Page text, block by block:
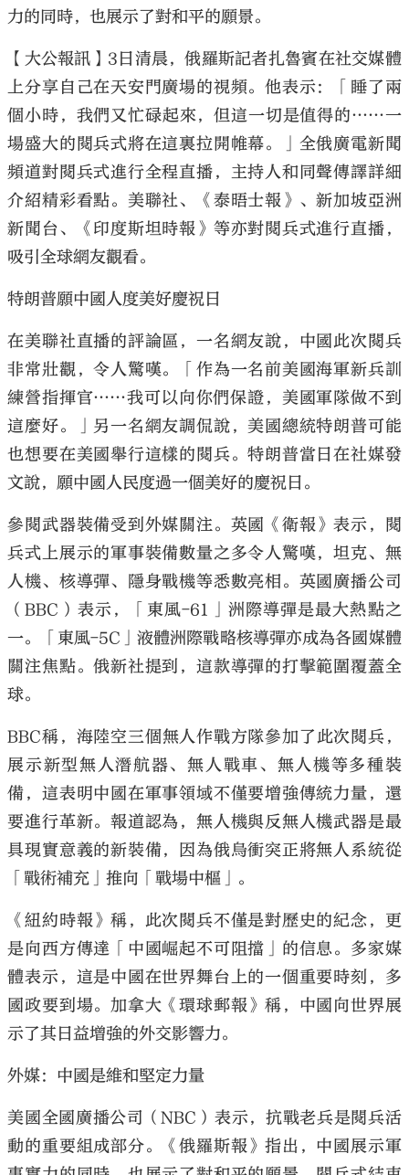
力的同時，也展示了對和平的願景。
【大公報訊】3日清晨，俄羅斯記者扎魯賓在社交媒體
上分享自己在天安門廣場的視頻。他表示：「睡了兩
個小時，我們又忙碌起來，但這一切是值得的……一
場盛大的閱兵式將在這裏拉開帷幕。」全俄廣電新聞
頻道對閱兵式進行全程直播，主持人和同聲傳譯詳細
介紹精彩看點。美聯社、《泰晤士報》、新加坡亞洲
新聞台、《印度斯坦時報》等亦對閱兵式進行直播，
吸引全球網友觀看。
特朗普願中國人度美好慶祝日
在美聯社直播的評論區，一名網友說，中國此次閱兵
非常壯觀，令人驚嘆。「作為一名前美國海軍新兵訓
練營指揮官……我可以向你們保證，美國軍隊做不到
這麼好。」另一名網友調侃說，美國總統特朗普可能
也想要在美國舉行這樣的閱兵。特朗普當日在社媒發
文說，願中國人民度過一個美好的慶祝日。
參閱武器裝備受到外媒關注。英國《衛報》表示，閱
兵式上展示的軍事裝備數量之多令人驚嘆，坦克、無
人機、核導彈、隱身戰機等悉數亮相。英國廣播公司
（BBC）表示，「東風-61」洲際導彈是最大熱點之
一。「東風-5C」液體洲際戰略核導彈亦成為各國媒體
關注焦點。俄新社提到，這款導彈的打擊範圍覆蓋全
球。
BBC稱，海陸空三個無人作戰方隊參加了此次閱兵，
展示新型無人潛航器、無人戰車、無人機等多種裝
備，這表明中國在軍事領域不僅要增強傳統力量，還
要進行革新。報道認為，無人機與反無人機武器是最
具現實意義的新裝備，因為俄烏衝突正將無人系統從
「戰術補充」推向「戰場中樞」。
《紐約時報》稱，此次閱兵不僅是對歷史的紀念，更
是向西方傳達「中國崛起不可阻擋」的信息。多家媒
體表示，這是中國在世界舞台上的一個重要時刻，多
國政要到場。加拿大《環球郵報》稱，中國向世界展
示了其日益增強的外交影響力。
外媒：中國是維和堅定力量
美國全國廣播公司（NBC）表示，抗戰老兵是閱兵活
動的重要組成部分。《俄羅斯報》指出，中國展示軍